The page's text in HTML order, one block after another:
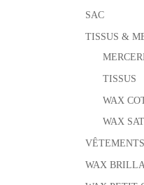
SAC
TISSUS &
TISSUS
WAX
WAX
WAX